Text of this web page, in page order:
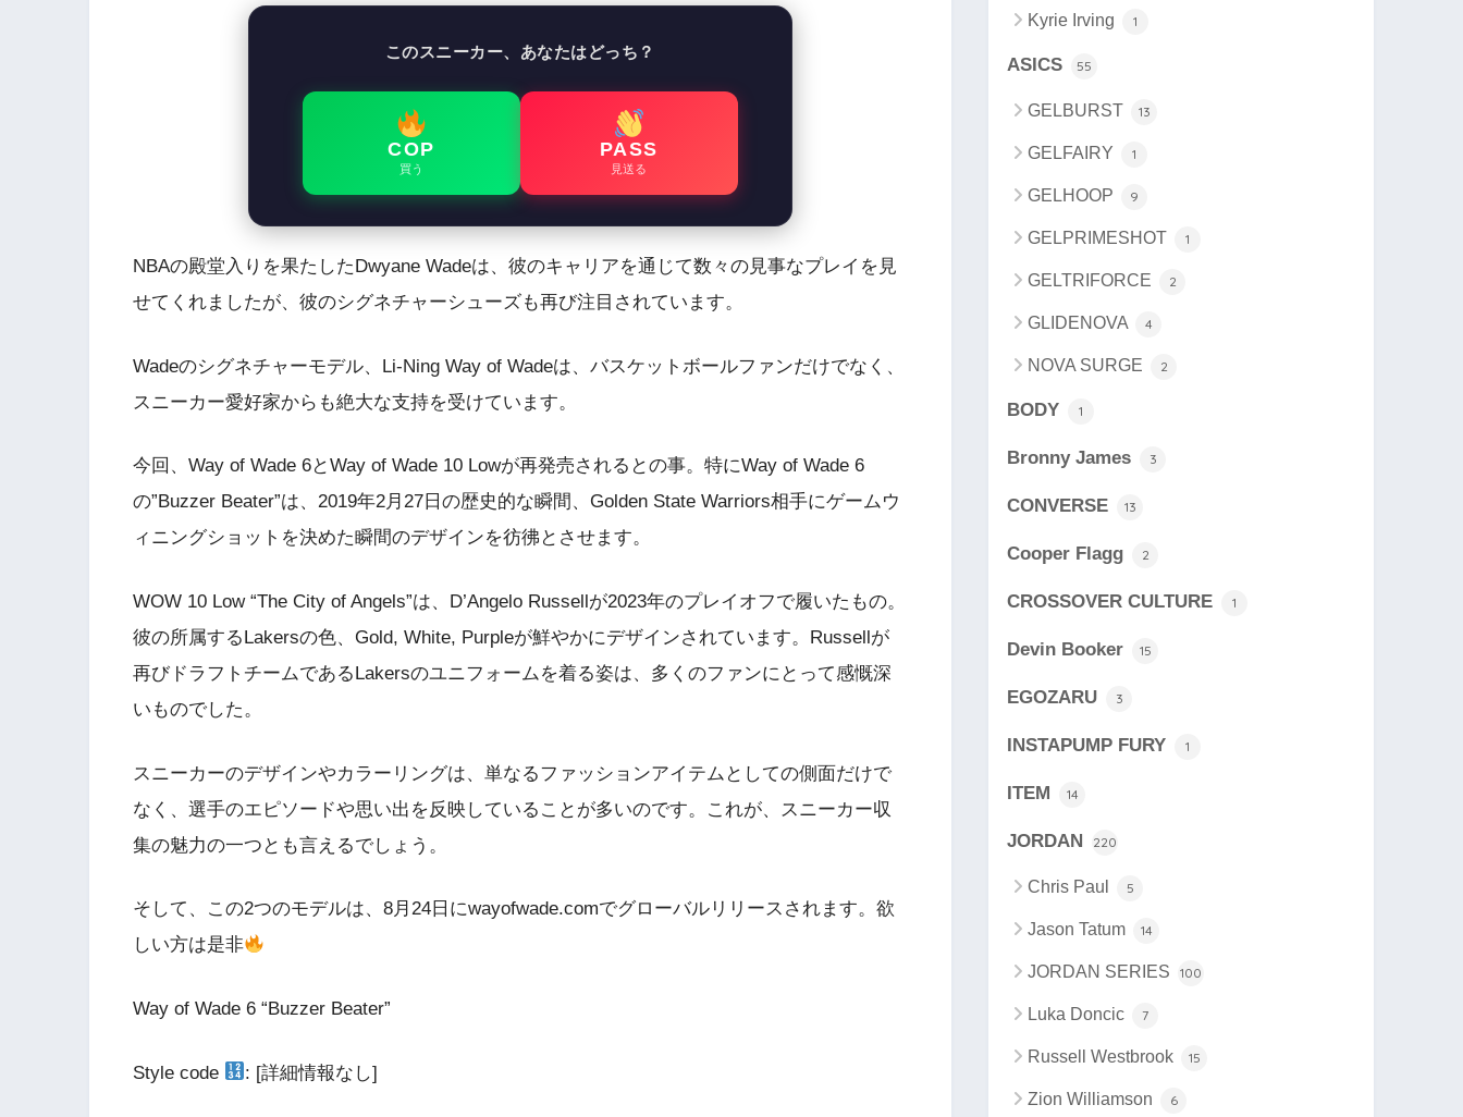
このスニーカー、あなたはどっち？
COP
買う
PASS
見送る
NBAの殿堂入りを果たしたDwyane Wadeは、彼のキャリアを通じて数々の見事なプレイを見
せてくれましたが、彼のシグネチャーシューズも再び注目されています。
Wadeのシグネチャーモデル、Li-Ning Way of Wadeは、バスケットボールファンだけでなく、
スニーカー愛好家からも絶大な支持を受けています。
今回、Way of Wade 6とWay of Wade 10 Lowが再発売されるとの事。特にWay of Wade 6
の”Buzzer Beater”は、2019年2月27日の歴史的な瞬間、Golden State Warriors相手にゲームウ
ィニングショットを決めた瞬間のデザインを彷彿とさせます。
WOW 10 Low “The City of Angels”は、D’Angelo Russellが2023年のプレイオフで履いたもの。
彼の所属するLakersの色、Gold, White, Purpleが鮮やかにデザインされています。Russellが
再びドラフトチームであるLakersのユニフォームを着る姿は、多くのファンにとって感慨深
いものでした。
スニーカーのデザインやカラーリングは、単なるファッションアイテムとしての側面だけで
なく、選手のエピソードや思い出を反映していることが多いのです。これが、スニーカー収
集の魅力の一つとも言えるでしょう。
そして、この2つのモデルは、8月24日にwayofwade.comでグローバルリリースされます。欲
しい方は是非
Way of Wade 6 “Buzzer Beater”
Style code : [詳細情報なし]
Kyrie Irving 1
ASICS 55
GELBURST 13
GELFAIRY 1
GELHOOP 9
GELPRIMESHOT 1
GELTRIFORCE 2
GLIDENOVA 4
NOVA SURGE 2
BODY 1
Bronny James 3
CONVERSE 13
Cooper Flagg 2
CROSSOVER CULTURE 1
Devin Booker 15
EGOZARU 3
INSTAPUMP FURY 1
ITEM 14
JORDAN 220
Chris Paul 5
Jason Tatum 14
JORDAN SERIES 100
Luka Doncic 7
Russell Westbrook 15
Zion Williamson 6